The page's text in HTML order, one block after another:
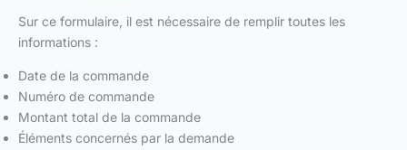
Sur ce formulaire, il est nécessaire de remplir toutes les
informations :
Date de la commande
Numéro de commande
Montant total de la commande
Éléments concernés par la demande